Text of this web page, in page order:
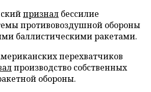
признал бессилие
противовоздушной обороны
баллистическими ракетами.
перехватчиков
производство собственных
обороны.